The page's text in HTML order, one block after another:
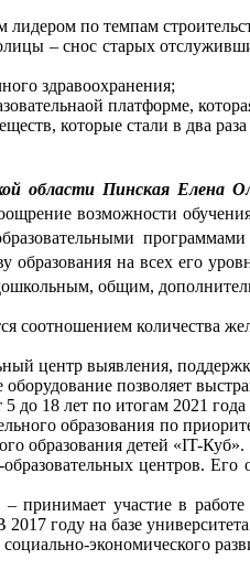
лидером по темпам
– снос старых
здравоохранения;
платформе,
которые стали в два
области Пинская Елена
возможности
на всех его
общим,
соотношением количества
центр выявления,
позволяет
до 18 лет по итогам 2021 года
образования по
образования детей «IT-Куб».
центров.
принимает участие в
году на базе
экономического